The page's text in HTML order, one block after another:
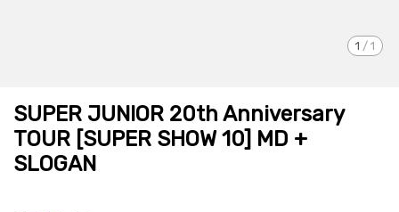
1 / 1
SUPER JUNIOR 20th Anniversary
TOUR [SUPER SHOW 10] MD +
SLOGAN